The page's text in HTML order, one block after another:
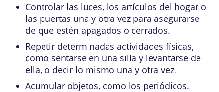
Controlar las luces, los artículos del hogar o
las puertas una y otra vez para asegurarse
de que estén apagados o cerrados.
Repetir determinadas actividades físicas,
como sentarse en una silla y levantarse de
ella, o decir lo mismo una y otra vez.
Acumular objetos, como los periódicos.